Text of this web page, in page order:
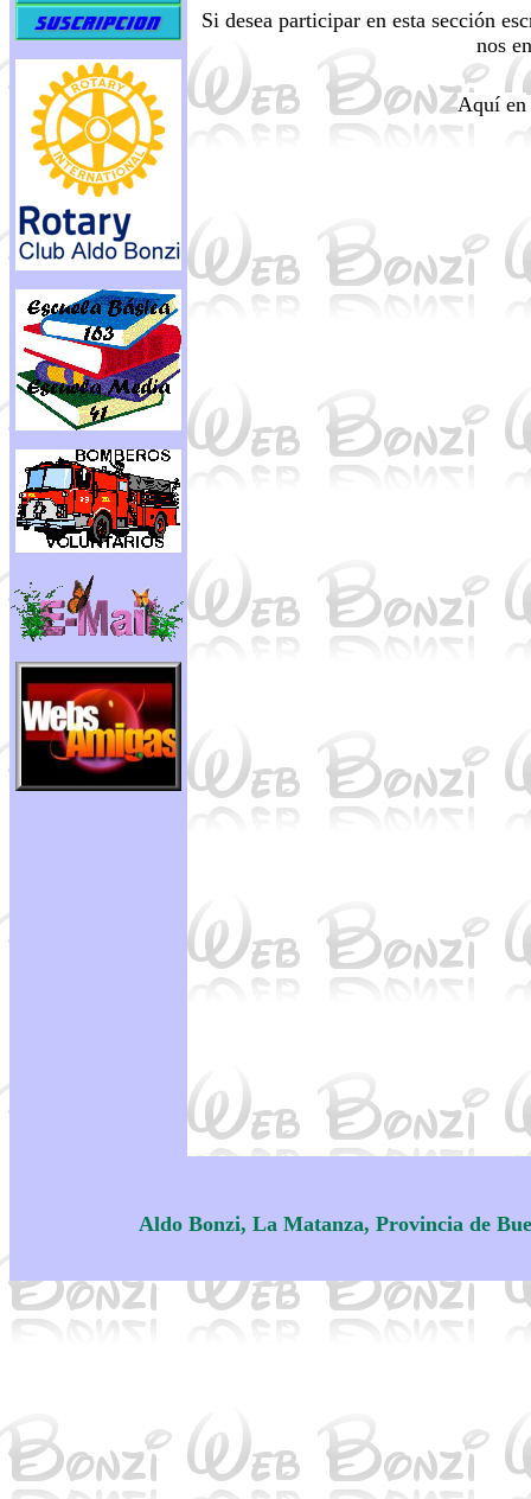
Si desea participar en esta sección
nos
Aquí en
Aldo Bonzi, La Matanza, Provincia de